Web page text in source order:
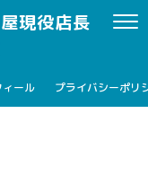
現役店長
ィール プライバシーポリ